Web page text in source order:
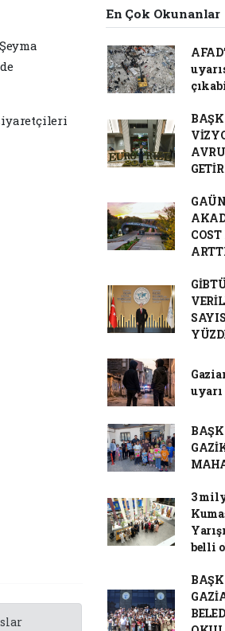
En Çok Okunanlar
GAÜN
uyarı
3
belli